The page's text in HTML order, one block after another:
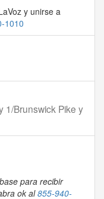
y unirse a
1010
1/Brunswick Pike y
para recibir
ok al855-940-